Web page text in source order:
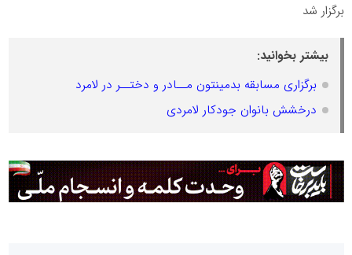
برگزار شد
بیشتر بخوانید:
برگزاری مسابقه بدمینتون‌ مــادر و دختــر در لامرد
درخشش بانوان جودکار لامردی